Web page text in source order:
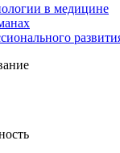
в медицине